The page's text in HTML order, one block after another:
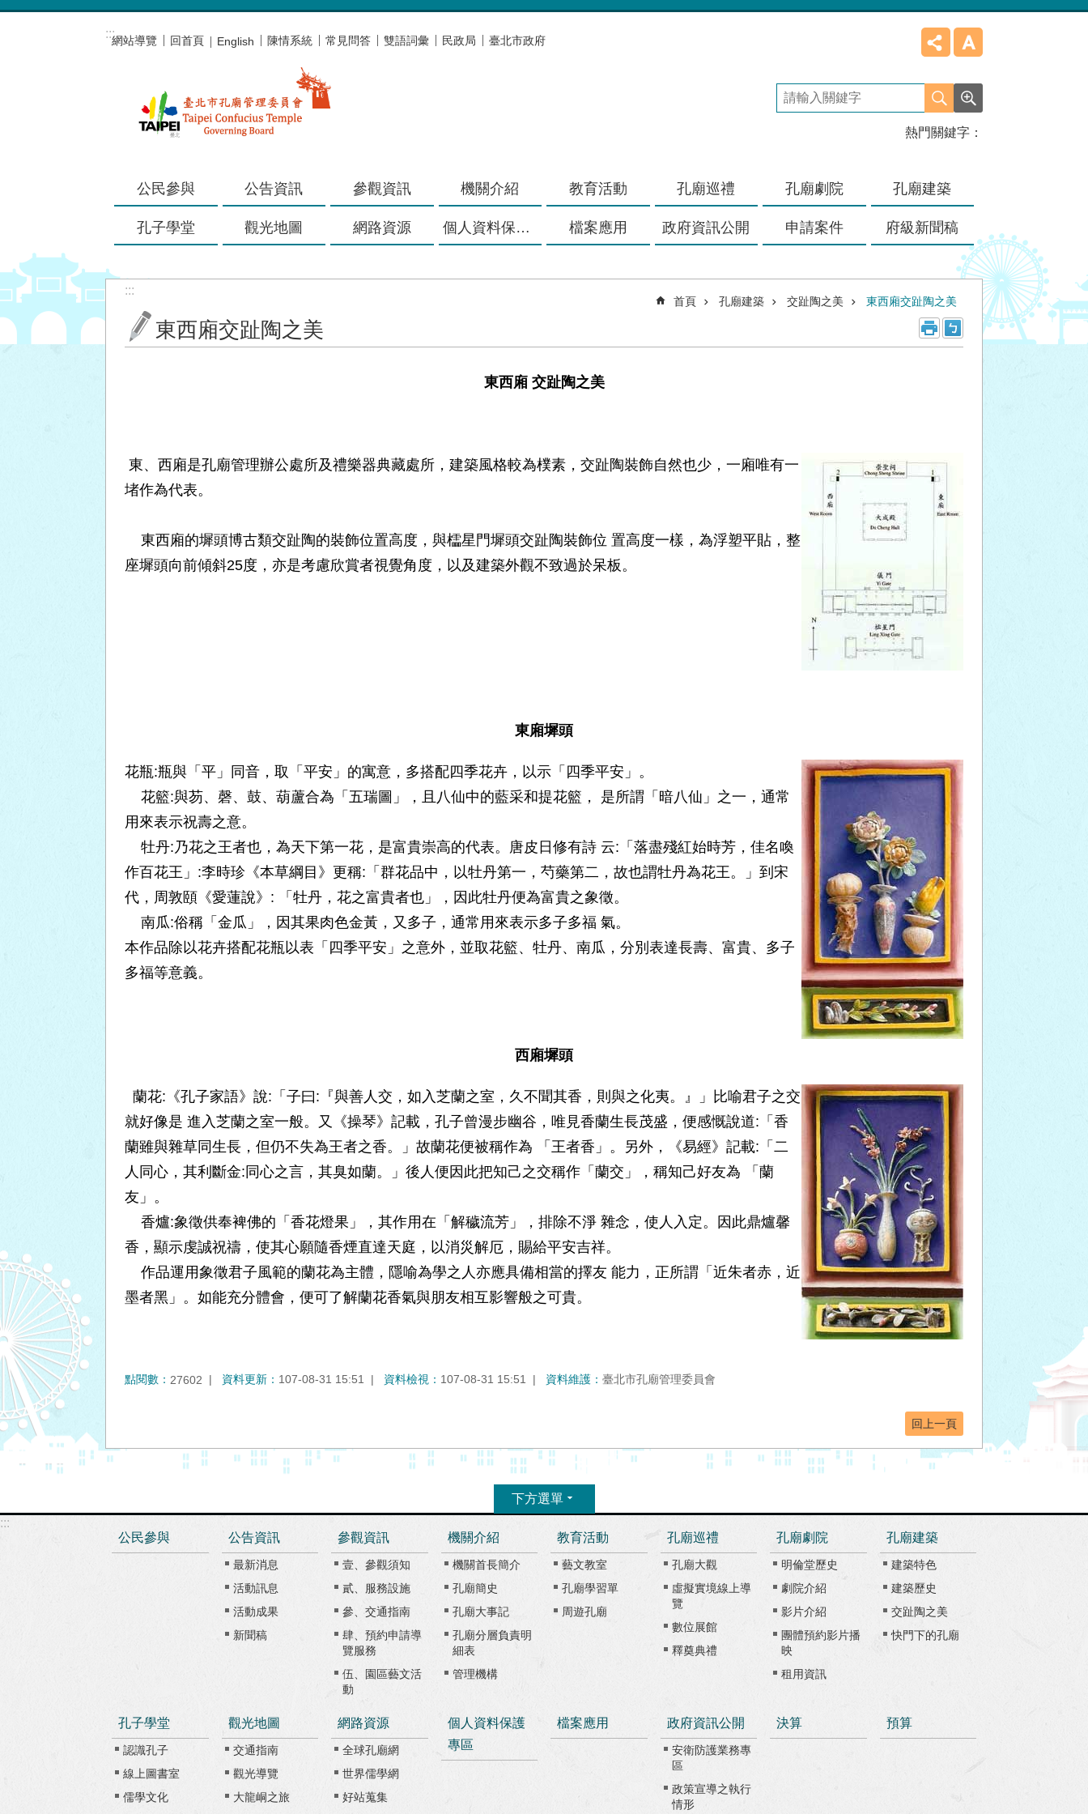
跳到主要內容區塊
:::網站導覽 回首頁 English 陳情系統 常見問答 雙語詞彙 民政局 臺北市政府
熱門關鍵字
公民參與 公告資訊 參觀資訊 機關介紹 教育活動 孔廟巡禮 孔廟劇院 孔廟建築
孔子學堂 觀光地圖 網路資源 個人資料保護專區 檔案應用 政府資訊公開 申請案件 府級新聞稿
:::
首頁 孔廟建築 交趾陶之美 東西廂交趾陶之美
東西廂交趾陶之美
東西廂 交趾陶之美
東、西廂是孔廟管理辦公處所及禮樂器典藏處所，建築風格較為樸素，交趾陶裝飾自然也少，一廂唯有一
堵作為代表。
東西廂的墀頭博古類交趾陶的裝飾位置高度，與櫺星門墀頭交趾陶裝飾位 置高度一樣，為浮塑平貼，整
座墀頭向前傾斜25度，亦是考慮欣賞者視覺角度，以及建築外觀不致過於呆板。
東廂墀頭
花瓶:瓶與「平」同音，取「平安」的寓意，多搭配四季花卉，以示「四季平安」。
花籃:與芴、磬、鼓、葫蘆合為「五瑞圖」，且八仙中的藍采和提花籃， 是所謂「暗八仙」之一，通常
用來表示祝壽之意。
牡丹:乃花之王者也，為天下第一花，是富貴崇高的代表。唐皮日修有詩 云:「落盡殘紅始時芳，佳名喚
作百花王」:李時珍《本草綱目》更稱:「群花品中，以牡丹第一，芍藥第二，故也謂牡丹為花王。」到宋
代，周敦頤《愛蓮說》: 「牡丹，花之富貴者也」，因此牡丹便為富貴之象徵。
南瓜:俗稱「金瓜」，因其果肉色金黃，又多子，通常用來表示多子多福 氣。
本作品除以花卉搭配花瓶以表「四季平安」之意外，並取花籃、牡丹、南瓜，分別表達長壽、富貴、多子
多福等意義。
西廂墀頭
蘭花:《孔子家語》說:「子曰:『與善人交，如入芝蘭之室，久不聞其香，則與之化夷。』」比喻君子之交
就好像是 進入芝蘭之室一般。又《操琴》記載，孔子曾漫步幽谷，唯見香蘭生長茂盛，便感慨說道:「香
蘭雖與雜草同生長，但仍不失為王者之香。」故蘭花便被稱作為 「王者香」。另外，《易經》記載:「二
人同心，其利斷金:同心之言，其臭如蘭。」後人便因此把知己之交稱作「蘭交」，稱知己好友為 「蘭
友」。
香爐:象徵供奉裨佛的「香花燈果」，其作用在「解穢流芳」，排除不淨 雜念，使人入定。因此鼎爐馨
香，顯示虔誠祝禱，使其心願隨香煙直達天庭，以消災解厄，賜給平安吉祥。
作品運用象徵君子風範的蘭花為主體，隱喻為學之人亦應具備相當的擇友 能力，正所謂「近朱者赤，近
墨者黑」。如能充分體會，便可了解蘭花香氣與朋友相互影響般之可貴。
點閱數： 27602 資料更新： 107-08-31 15:51 資料檢視： 107-08-31 15:51 資料維護： 臺北市孔廟管理委員會
回上一頁
下方選單
:::
公民參與
公告資訊
最新消息
活動訊息
活動成果
新聞稿
參觀資訊
壹、參觀須知
貳、服務設施
參、交通指南
肆、預約申請導
覽服務
伍、園區藝文活
動
機關介紹
機關首長簡介
孔廟簡史
孔廟大事記
孔廟分層負責明
細表
管理機構
教育活動
藝文教室
孔廟學習單
周遊孔廟
孔廟巡禮
孔廟大觀
虛擬實境線上導
覽
數位展館
釋奠典禮
孔廟劇院
明倫堂歷史
劇院介紹
影片介紹
團體預約影片播
映
租用資訊
孔廟建築
建築特色
建築歷史
交趾陶之美
快門下的孔廟
孔子學堂
認識孔子
線上圖書室
儒學文化
觀光地圖
交通指南
觀光導覽
大龍峒之旅
網路資源
全球孔廟網
世界儒學網
好站蒐集
個人資料保護
專區
檔案應用 政府資訊公開
安衛防護業務專
區
政策宣導之執行
情形
決算 預算